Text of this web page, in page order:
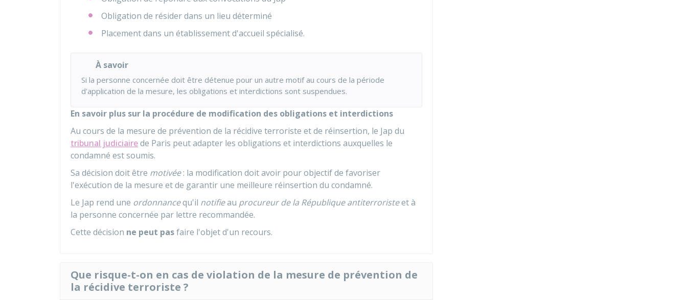
Obligation de résider dans un lieu déterminé
Placement dans un établissement d'accueil spécialisé.
À savoir
Si la personne concernée doit être détenue pour un autre motif au cours de la période
d'application de la mesure, les obligations et interdictions sont suspendues.
En savoir plus sur la procédure de modification des obligations et interdictions
Au cours de la mesure de prévention de la récidive terroriste et de réinsertion, le Jap du
tribunal judiciairede Paris peut adapter les obligations et interdictions auxquelles le
condamné est soumis.
Sa décision doit être motivée: la modification doit avoir pour objectif de favoriser
l'exécution de la mesure et de garantir une meilleure réinsertion du condamné.
Le Jap rend une ordonnancequ'il notifieau procureur de la République antiterroristeet à
la personne concernée par lettre recommandée.
Cette décision ne peut pasfaire l'objet d'un recours.
Que risque-t-on en cas de violation de la mesure de prévention de
la récidive terroriste ?